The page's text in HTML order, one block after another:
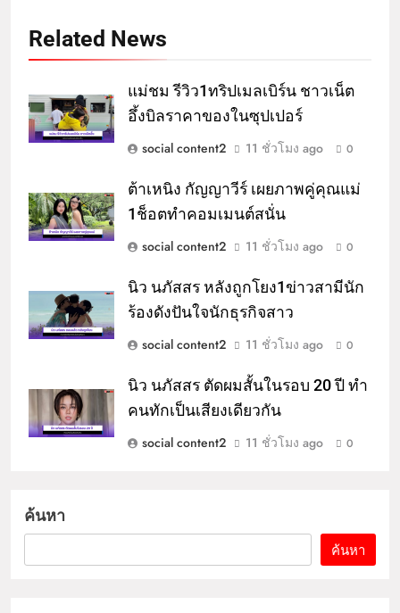
Related News
แม่ชม รีวิว1ทริปเมลเบิร์น ชาวเน็ต
อึ้งบิลราคาของในซุปเปอร์
social content2
11 ชั่วโมง ago 0
ต้าเหนิง กัญญาวีร์ เผยภาพคู่คุณแม่
1ช็อตทำคอมเมนต์สนั่น
social content2
11 ชั่วโมง ago 0
นิว นภัสสร หลังถูกโยง1ข่าวสามีนัก
ร้องดังปันใจนักธุรกิจสาว
social content2
11 ชั่วโมง ago 0
นิว นภัสสร ตัดผมสั้นในรอบ 20 ปี ทำ
คนทักเป็นเสียงเดียวกัน
social content2
11 ชั่วโมง ago 0
ค้นหา
ค้นหา